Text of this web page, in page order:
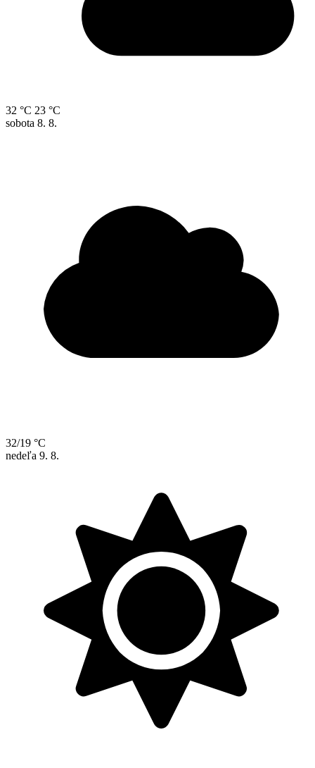
32 °C 23 °C
sobota 8. 8.
32/19 °C
nedeľa 9. 8.